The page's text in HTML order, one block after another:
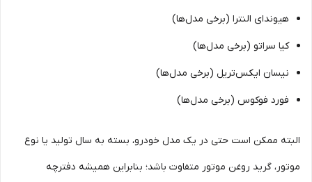
هیوندای النترا (برخی مدل‌ها)
کیا سراتو (برخی مدل‌ها)
نیسان ایکس‌تریل (برخی مدل‌ها)
فورد فوکوس (برخی مدل‌ها)
البته ممکن است حتی در یک مدل خودرو، بسته به سال تولید یا نوع
موتور، گرید روغن موتور متفاوت باشد؛ بنابراین همیشه دفترچه